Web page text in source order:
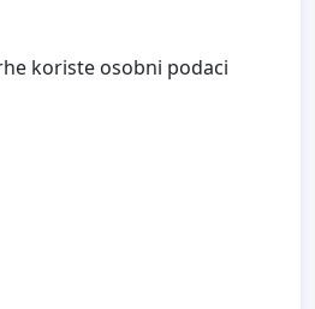
koriste osobni podaci